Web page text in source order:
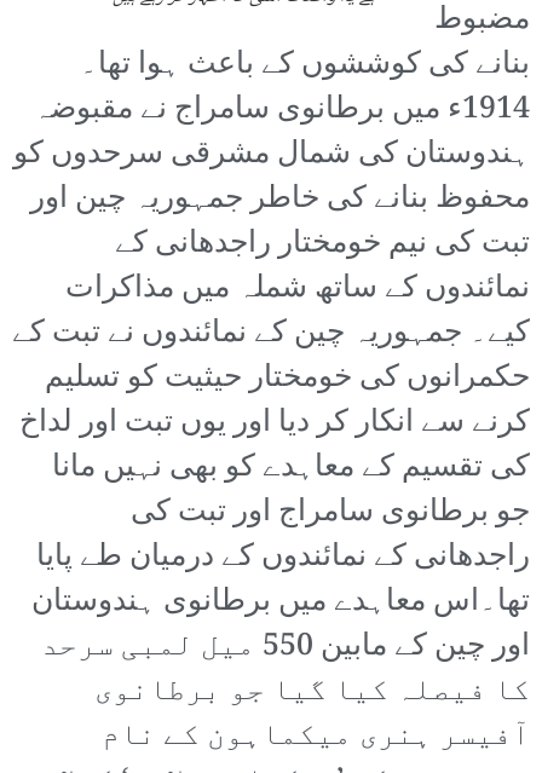
مضبوط
بنانے کی کوششوں کے باعث ہوا تھا۔
1914ء میں برطانوی سامراج نے مقبوضہ
ہندوستان کی شمال مشرقی سرحدوں کو
محفوظ بنانے کی خاطر جمہوریہ چین اور
تبت کی نیم خومختار راجدھانی کے
نمائندوں کے ساتھ شملہ میں مذاکرات
کیے۔ جمہوریہ چین کے نمائندوں نے تبت کے
حکمرانوں کی خومختار حیثیت کو تسلیم
کرنے سے انکار کر دیا اور یوں تبت اور لداخ
کی تقسیم کے معاہدے کو بھی نہیں مانا
جو برطانوی سامراج اور تبت کی
راجدھانی کے نمائندوں کے درمیان طے پایا
تھا۔اس معاہدے میں برطانوی ہندوستان
اور چین کے مابین 550 میل لمبی سرحد
کا فیصلہ کیا گیا جو برطانوی
آفیسر ہنری میکماہون کے نام